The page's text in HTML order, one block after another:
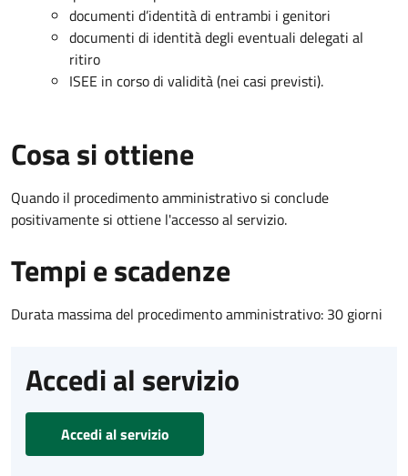
documenti d’identità di entrambi i genitori
documenti di identità degli eventuali delegati al
ritiro
ISEE in corso di validità (nei casi previsti).
Cosa si ottiene
Quando il procedimento amministrativo si conclude
positivamente si ottiene l'accesso al servizio.
Tempi e scadenze
Durata massima del procedimento amministrativo: 30 giorni
Accedi al servizio
Accedi al servizio